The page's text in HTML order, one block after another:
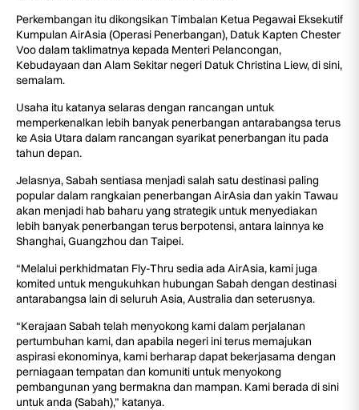
Perkembangan itu dikongsikan Timbalan Ketua Pegawai Eksekutif
Kumpulan AirAsia (Operasi Penerbangan), Datuk Kapten Chester
Voo dalam taklimatnya kepada Menteri Pelancongan,
Kebudayaan dan Alam Sekitar negeri Datuk Christina Liew, di sini,
semalam.
Usaha itu katanya selaras dengan rancangan untuk
memperkenalkan lebih banyak penerbangan antarabangsa terus
ke Asia Utara dalam rancangan syarikat penerbangan itu pada
tahun depan.
Jelasnya, Sabah sentiasa menjadi salah satu destinasi paling
popular dalam rangkaian penerbangan AirAsia dan yakin Tawau
akan menjadi hab baharu yang strategik untuk menyediakan
lebih banyak penerbangan terus berpotensi, antara lainnya ke
Shanghai, Guangzhou dan Taipei.
“Melalui perkhidmatan Fly-Thru sedia ada AirAsia, kami juga
komited untuk mengukuhkan hubungan Sabah dengan destinasi
antarabangsa lain di seluruh Asia, Australia dan seterusnya.
“Kerajaan Sabah telah menyokong kami dalam perjalanan
pertumbuhan kami, dan apabila negeri ini terus memajukan
aspirasi ekonominya, kami berharap dapat bekerjasama dengan
perniagaan tempatan dan komuniti untuk menyokong
pembangunan yang bermakna dan mampan. Kami berada di sini
untuk anda (Sabah),” katanya.